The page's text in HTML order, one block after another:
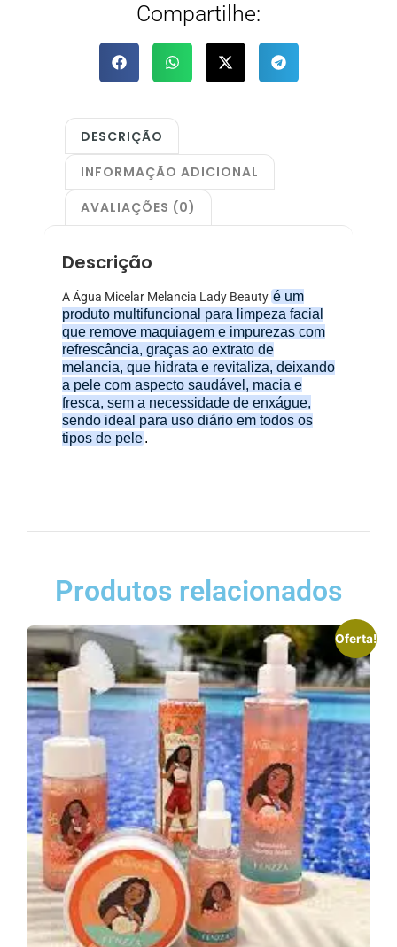
Compartilhe:
DESCRIÇÃO
INFORMAÇÃO ADICIONAL
AVALIAÇÕES (0)
Descrição
A Água Micelar Melancia Lady Beauty é um
produto multifuncional para limpeza facial
que remove maquiagem e impurezas com
refrescância, graças ao extrato de
melancia, que hidrata e revitaliza, deixando
a pele com aspecto saudável, macia e
fresca, sem a necessidade de enxágue,
sendo ideal para uso diário em todos os
tipos de pele.
Produtos relacionados
Oferta!